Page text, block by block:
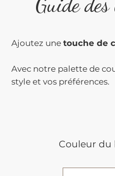
Ajoutez unetouche de
Avec notre palette de
style et vos préférences.
Couleur du